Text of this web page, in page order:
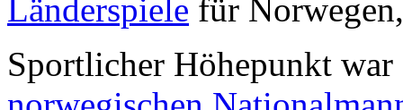
Länderspiele für
Sportlicher Höhepunkt